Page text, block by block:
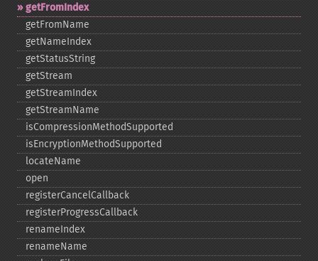
getFromIndex
getFromName
getNameIndex
getStatusString
getStream
getStreamIndex
getStreamName
isCompressionMethodSupported
isEncryptionMethodSupported
locateName
open
registerCancelCallback
registerProgressCallback
renameIndex
renameName